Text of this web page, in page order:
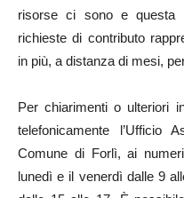
risorse ci sono e questa
richieste di contributo
in più, a distanza di mesi,
Per chiarimenti o ulteriori
telefonicamente l’Ufficio
Comune di Forlì, ai
lunedì e il venerdì dalle 9